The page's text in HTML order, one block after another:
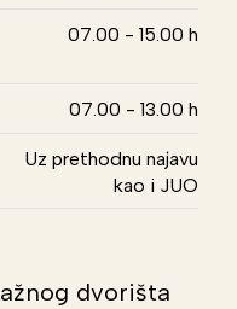
07.00 - 15.00 h
07.00 - 13.00 h
Uz prethodnu najavu
kao i JUO
dvorišta